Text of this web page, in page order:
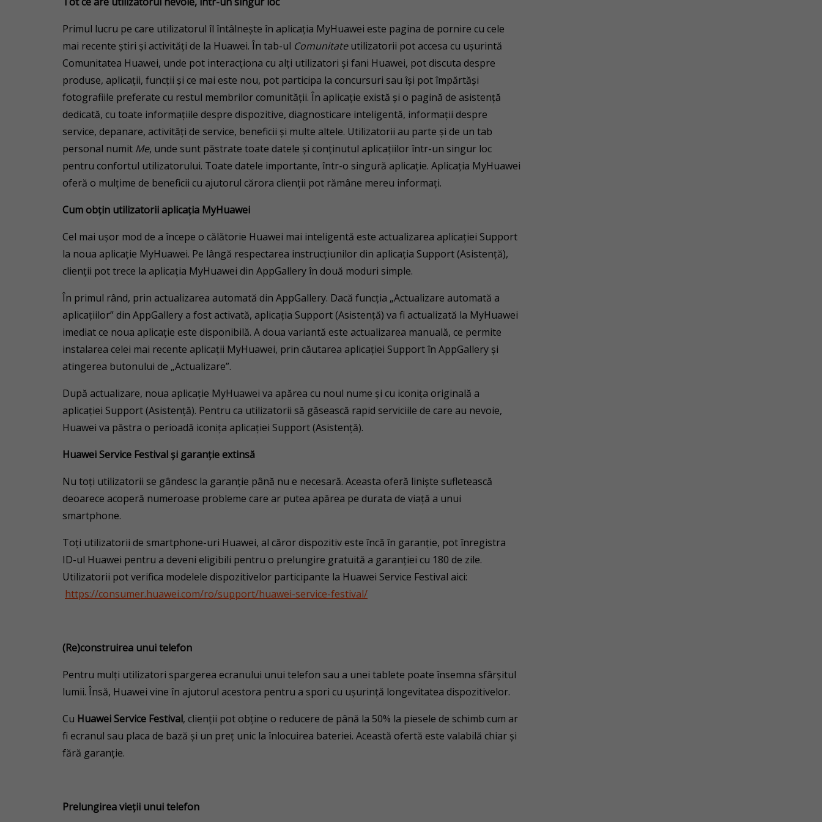
Primul lucru pe care utilizatorul îl întâlnește în aplicația MyHuawei este pagina de pornire cu cele
mai recente știri și activități de la Huawei. În tab-ul Comunitateutilizatorii pot accesa cu ușurintă
Comunitatea Huawei, unde pot interacționa cu alți utilizatori și fani Huawei, pot discuta despre
produse, aplicații, funcții și ce mai este nou, pot participa la concursuri sau își pot împărtăși
fotografiile preferate cu restul membrilor comunității. În aplicație există și o pagină de asistență
dedicată, cu toate informațiile despre dispozitive, diagnosticare inteligentă, informații despre
service, depanare, activități de service, beneficii și multe altele. Utilizatorii au parte și de un tab
personal numit Me, unde sunt păstrate toate datele și conținutul aplicațiilor într-un singur loc
pentru confortul utilizatorului. Toate datele importante, într-o singură aplicație. Aplicația MyHuawei
oferă o mulțime de beneficii cu ajutorul cărora clienții pot rămâne mereu informați.
Cum obțin utilizatorii aplicația MyHuawei
Cel mai ușor mod de a începe o călătorie Huawei mai inteligentă este actualizarea aplicației Support
la noua aplicație MyHuawei. Pe lângă respectarea instrucțiunilor din aplicația Support (Asistență),
clienții pot trece la aplicația MyHuawei din AppGallery în două moduri simple.
În primul rând, prin actualizarea automată din AppGallery. Dacă funcția „Actualizare automată a
aplicațiilor” din AppGallery a fost activată, aplicația Support (Asistență) va fi actualizată la MyHuawei
imediat ce noua aplicație este disponibilă. A doua variantă este actualizarea manuală, ce permite
instalarea celei mai recente aplicații MyHuawei, prin căutarea aplicației Support în AppGallery și
atingerea butonului de „Actualizare”.
După actualizare, noua aplicație MyHuawei va apărea cu noul nume și cu iconița originală a
aplicației Support (Asistență). Pentru ca utilizatorii să găsească rapid serviciile de care au nevoie,
Huawei va păstra o perioadă iconița aplicației Support (Asistență).
Huawei Service Festival și garanție extinsă
Nu toți utilizatorii se gândesc la garanție până nu e necesară. Aceasta oferă liniște sufletească
deoarece acoperă numeroase probleme care ar putea apărea pe durata de viață a unui
smartphone.
Toți utilizatorii de smartphone-uri Huawei, al căror dispozitiv este încă în garanție, pot înregistra
ID-ul Huawei pentru a deveni eligibili pentru o prelungire gratuită a garanției cu 180 de zile.
Utilizatorii pot verifica modelele dispozitivelor participante la Huawei Service Festival aici:
https://consumer.huawei.com/ro/support/huawei-service-festival/
(Re)construirea unui telefon
Pentru mulți utilizatori spargerea ecranului unui telefon sau a unei tablete poate însemna sfârșitul
lumii. Însă, Huawei vine în ajutorul acestora pentru a spori cu ușurință longevitatea dispozitivelor.
Cu Huawei Service Festival, clienții pot obține o reducere de până la 50% la piesele de schimb cum ar
fi ecranul sau placa de bază și un preț unic la înlocuirea bateriei. Această ofertă este valabilă chiar și
fără garanție.
Prelungirea vieții unui telefon